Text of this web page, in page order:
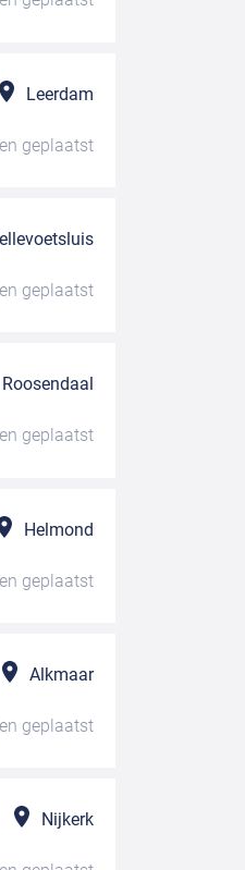
Leerdam
geplaatst
geplaatst
Roosendaal
geplaatst
Helmond
geplaatst
Alkmaar
geplaatst
Nijkerk